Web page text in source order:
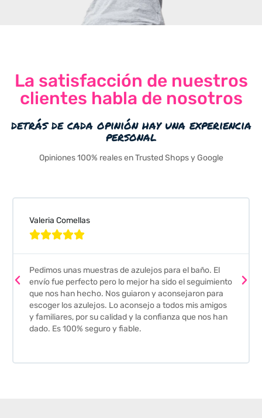
La satisfacción de nuestros
clientes habla de nosotros
detrás de cada opinión hay una experiencia
personal
Opiniones 100% reales en Trusted Shops y Google
Valeria Comellas

Pedimos unas muestras de azulejos para el baño. El
envío fue perfecto pero lo mejor ha sido el seguimiento
que nos han hecho. Nos guiaron y aconsejaron para
escoger los azulejos. Lo aconsejo a todos mis amigos
y familiares, por su calidad y la confianza que nos han
dado. Es 100% seguro y fiable.